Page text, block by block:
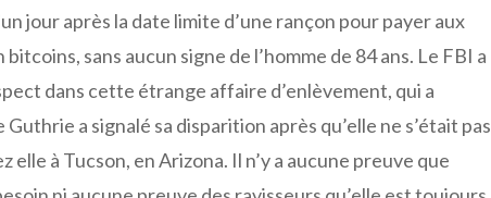
jour après la date limite d’une rançon pour payer aux
sans aucun signe de l’homme de 84 ans. Le FBI a
dans cette étrange affaire d’enlèvement, qui a
a signalé sa disparition après qu’elle ne s’était pas
elle à Tucson, en Arizona. Il n’y a aucune preuve que